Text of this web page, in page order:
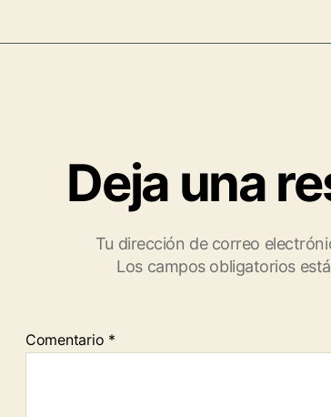
Deja una
Tu dirección de correo
Los campos obligatorios
Comentario *